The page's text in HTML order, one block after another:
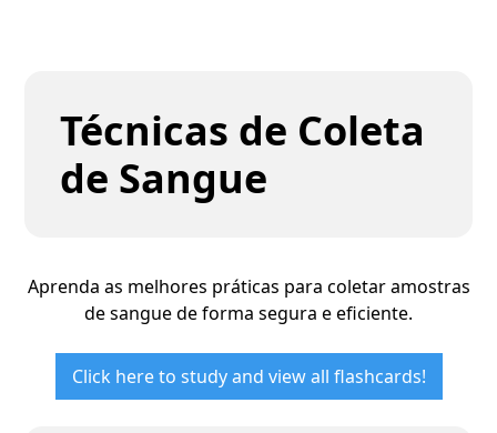
Técnicas de Coleta
de Sangue
Aprenda as melhores práticas para coletar amostras
de sangue de forma segura e eficiente.
Click here to study and view all flashcards!